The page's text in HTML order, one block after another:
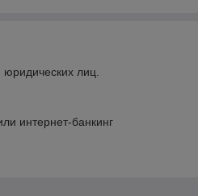
лиц.
интернет-банкинг